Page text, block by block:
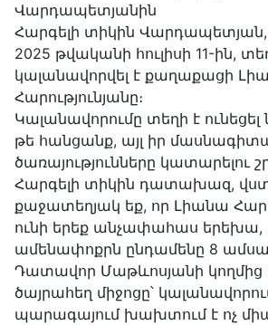
Վարդապետյանին
Հարգելի տիկին Վարդապետյան,
2025 թվականի հուլիսի 11-ին,
կալանավորվել է քաղաքացի
Հարությունյանը։
Կալանավորումը տեղի է ունեցել
թե հանցանք, այլ իր
ծառայությունները կատարելու
Հարգելի տիկին դատախազ,
քաջատեղյակ եք, որ Լիանա
ունի երեք անչափահաս երեխա,
ամենափոքրն ընդամենը 8
Դատավոր Մաթևոսյանի կողմից
ծայրահեղ միջոցը՝
պարագայում խախտում է ոչ